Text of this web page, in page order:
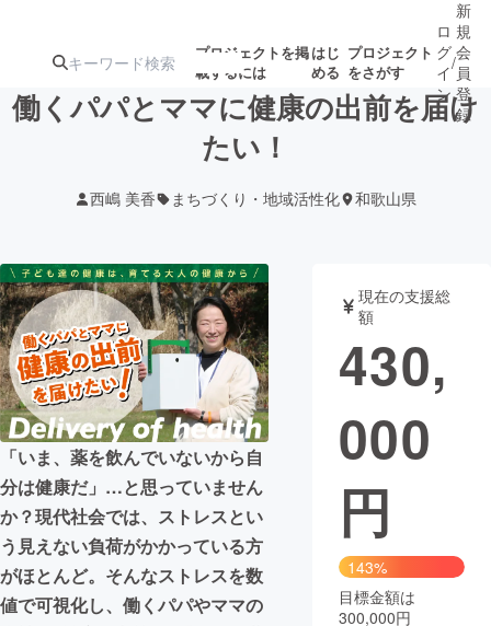
プロジェクトを掲
載するには
はじ
める
プロジェクト
をさがす
注目のリ
ターン
ジェクト
募集終了が近いプ
ロジェクト
もうすぐ公開
されます
アート・写真 音楽
テクノロジー・ガジェット ゲーム・サ
映像・映画
ビジネス・起業
まちづくり・地域活性化
CAMPFIRE for Social Good
CAMPFIRE Creation
ロ
グ
イ
ン
/
新
規
会
員
登
録
働くパパとママに健康の出前を届け
たい！
西嶋 美香 まちづくり・地域活性化 和歌山県
「いま、薬を飲んでいないから自
分は健康だ」…と思っていません
か？現代社会では、ストレスとい
う見えない負荷がかかっている方
がほとんど。そんなストレスを数
値で可視化し、働くパパやママの
現在の支援総
額
430,
000
円
143%
目標金額は
300,000円